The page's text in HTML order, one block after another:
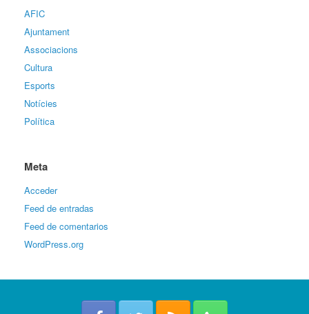
AFIC
Ajuntament
Associacions
Cultura
Esports
Notícies
Política
Meta
Acceder
Feed de entradas
Feed de comentarios
WordPress.org